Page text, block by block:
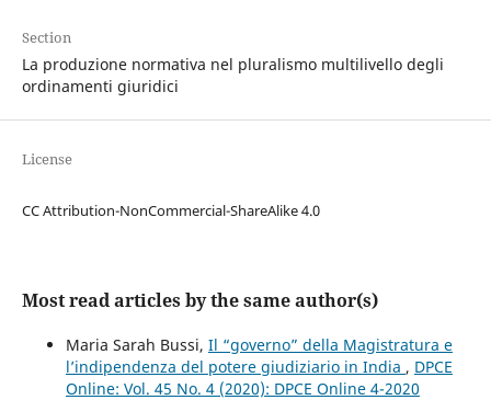
Section
La produzione normativa nel pluralismo multilivello degli
ordinamenti giuridici
License
CC Attribution-NonCommercial-ShareAlike 4.0
Most read articles by the same author(s)
Maria Sarah Bussi, Il “governo” della Magistratura e
l’indipendenza del potere giudiziario in India , DPCE
Online: Vol. 45 No. 4 (2020): DPCE Online 4-2020